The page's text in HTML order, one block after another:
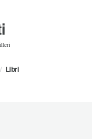
Libri